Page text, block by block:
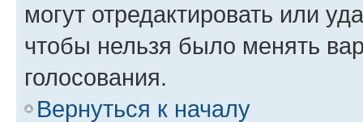
могут отредактировать или
чтобы нельзя было менять
голосования.
Вернуться к началу